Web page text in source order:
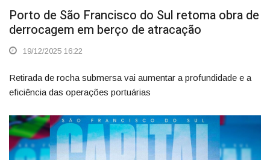
Porto de São Francisco do Sul retoma obra de
derrocagem em berço de atracação
19/12/2025 16:22
Retirada de rocha submersa vai aumentar a profundidade e a
eficiência das operações portuárias